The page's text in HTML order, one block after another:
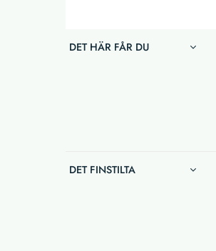
DET HÄR FÅR DU
DET FINSTILTA